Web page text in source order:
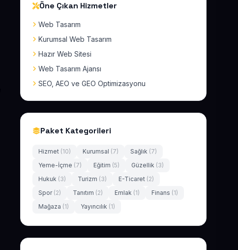
Öne Çıkan Hizmetler
Web Tasarım
Kurumsal Web Tasarım
Hazır Web Sitesi
Web Tasarım Ajansı
SEO, AEO ve GEO Optimizasyonu
Paket Kategorileri
Hizmet (10) Kurumsal (7) Sağlık (7)
Yeme-İçme (7) Eğitim (5) Güzellik (3)
Hukuk (3) Turizm (3) E-Ticaret (2)
Spor (2) Tanıtım (2) Emlak (1) Finans (1)
Mağaza (1) Yayıncılık (1)